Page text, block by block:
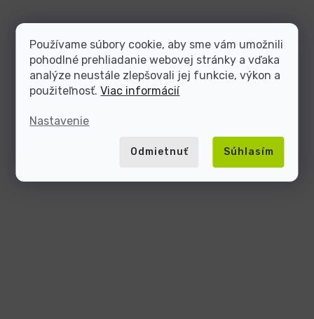
Používame súbory cookie, aby sme vám umožnili
pohodlné prehliadanie webovej stránky a vďaka
analýze neustále zlepšovali jej funkcie, výkon a
použiteľnosť.Viac informácií
Nastavenie
Odmietnuť Súhlasím